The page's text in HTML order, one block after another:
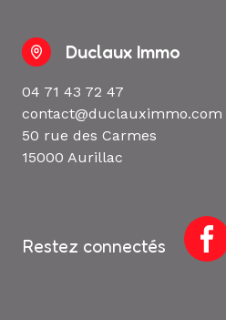
Duclaux Immo
04 71 43 72 47
contact@duclauximmo.com
50 rue des Carmes
15000 Aurillac
Restez connectés